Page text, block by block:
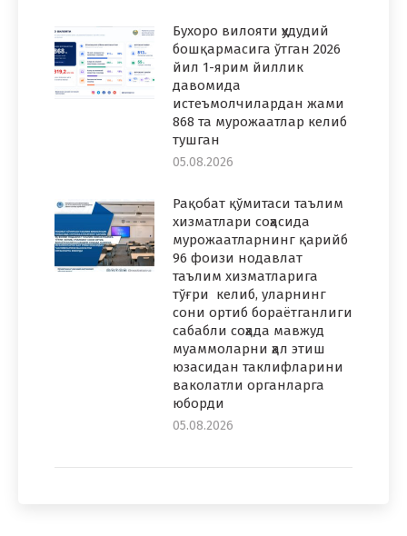
Бухоро вилояти ҳудудий
бошқармасига ўтган 2026
йил 1-ярим йиллик
давомида
истеъмолчилардан жами
868 та мурожаатлар келиб
тушган
05.08.2026
Рақобат қўмитаси таълим
хизматлари соҳасида
мурожаатларнинг қарийб
96 фоизи нодавлат
таълим хизматларига
тўғри келиб, уларнинг
сони ортиб бораётганлиги
сабабли соҳада мавжуд
муаммоларни ҳал этиш
юзасидан таклифларини
ваколатли органларга
юборди
05.08.2026